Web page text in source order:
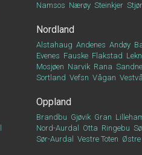
Namsos Nærøy Steinkjer
Nordland
Alstahaug Andenes Andøy
Evenes Fauske Flakstad
Mosjøen Narvik Rana
Sortland Vefsn Vågan
Oppland
Brandbu Gjøvik Gran
Nord-Aurdal
Otta Ringebu
Sør-Aurdal
Vestre Toten Østre